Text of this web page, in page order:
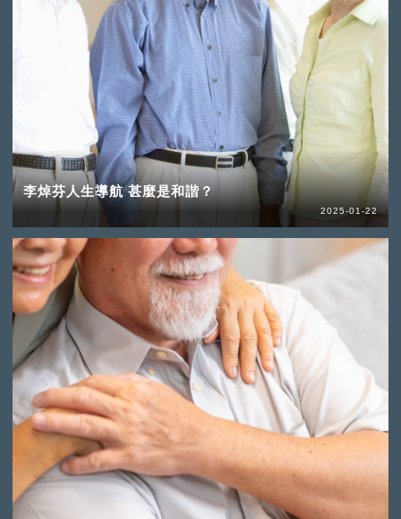
李焯芬人生導航 甚麼是和諧？
2025-01-22